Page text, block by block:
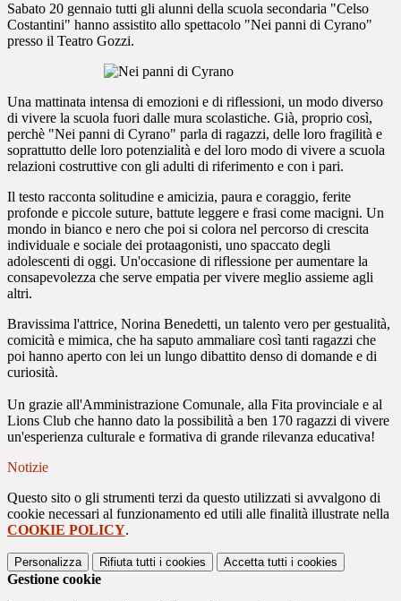
Sabato 20 gennaio tutti gli alunni della scuola secondaria "Celso
Costantini" hanno assistito allo spettacolo "Nei panni di Cyrano"
presso il Teatro Gozzi.
Una mattinata intensa di emozioni e di riflessioni, un modo diverso
di vivere la scuola fuori dalle mura scolastiche. Già, proprio così,
perchè "Nei panni di Cyrano" parla di ragazzi, delle loro fragilità e
soprattutto delle loro potenzialità e del loro modo di vivere a scuola
relazioni costruttive con gli adulti di riferimento e con i pari.
Il testo racconta solitudine e amicizia, paura e coraggio, ferite
profonde e piccole suture, battute leggere e frasi come macigni. Un
mondo in bianco e nero che poi si colora nel percorso di crescita
individuale e sociale dei protaagonisti, uno spaccato degli
adolescenti di oggi. Un'occasione di riflessione per aumentare la
consapevolezza che serve empatia per vivere meglio assieme agli
altri.
Bravissima l'attrice, Norina Benedetti, un talento vero per gestualità,
comicità e mimica, che ha saputo ammaliare così tanti ragazzi che
poi hanno aperto con lei un lungo dibattito denso di domande e di
curiosità.
Un grazie all'Amministrazione Comunale, alla Fita provinciale e al
Lions Club che hanno dato la possibilità a ben 170 ragazzi di vivere
un'esperienza culturale e formativa di grande rilevanza educativa!
Notizie
Questo sito o gli strumenti terzi da questo utilizzati si avvalgono di
cookie necessari al funzionamento ed utili alle finalità illustrate nella
COOKIE POLICY.
Personalizza Rifiuta tutti i cookies Accetta tutti i cookies
Gestione cookie